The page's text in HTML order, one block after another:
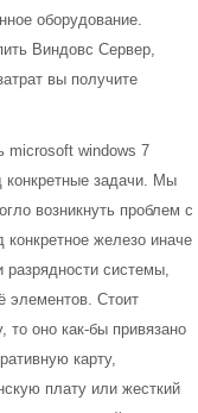
оборудование.
Виндовс Сервер,
вы получите
microsoft windows 7
конкретные задачи. Мы
возникнуть проблем с
железо иначе
разрядности системы,
элементов. Стоит
то оно как-бы привязано
карту,
плату или жесткий